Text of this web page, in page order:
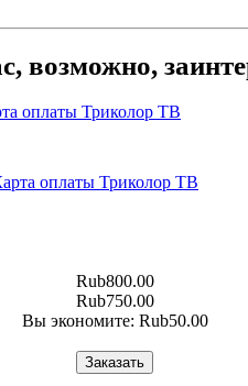
возможно,
оплаты Триколор ТВ
Rub800.00
Rub750.00
Вы экономите: Rub50.00